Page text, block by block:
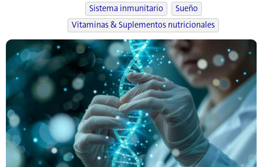
Sistema inmunitario
Sueño
Vitaminas & Suplementos nutricionales